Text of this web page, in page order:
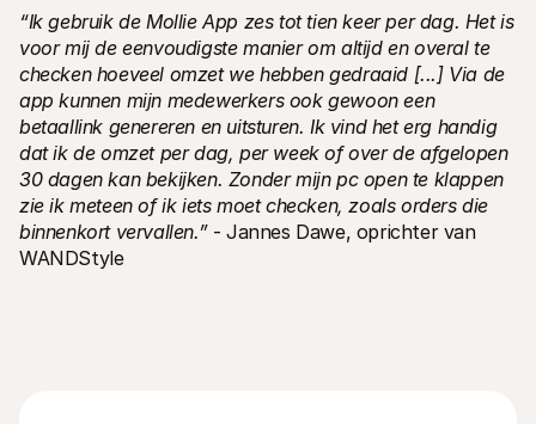
“Ik gebruik de Mollie App zes tot tien keer per dag. Het is
voor mij de eenvoudigste manier om altijd en overal te
checken hoeveel omzet we hebben gedraaid [...] Via de
app kunnen mijn medewerkers ook gewoon een
betaallink genereren en uitsturen. Ik vind het erg handig
dat ik de omzet per dag, per week of over de afgelopen
30 dagen kan bekijken. Zonder mijn pc open te klappen
zie ik meteen of ik iets moet checken, zoals orders die
binnenkort vervallen.” - Jannes Dawe, oprichter van
WANDStyle